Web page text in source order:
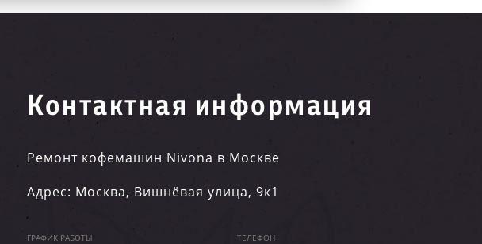
Контактная информация
Ремонт кофемашин Nivona в Москве
Адрес: Москва, Вишнёвая улица, 9к1
ГРАФИК РАБОТЫ ТЕЛЕФОН